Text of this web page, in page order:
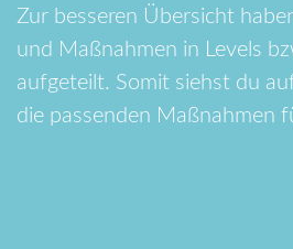
Zur besseren Übersicht
und Maßnahmen in Levels
aufgeteilt. Somit siehst du
die passenden Maßnahmen